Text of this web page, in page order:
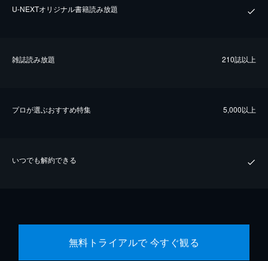
U-NEXTオリジナル書籍読み放題
雑誌読み放題 210誌以上
プロが選ぶおすすめ特集 5,000以上
いつでも解約できる
無料トライアルで 今すぐ観る